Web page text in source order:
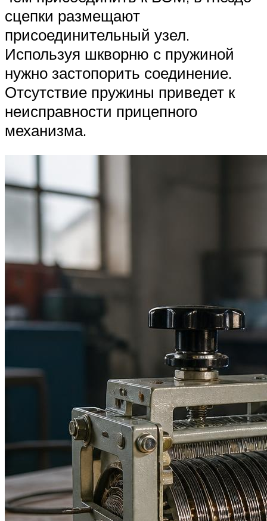
сцепки размещают
присоединительный узел.
Используя шкворню с пружиной
нужно застопорить соединение.
Отсутствие пружины приведет к
неисправности прицепного
механизма.